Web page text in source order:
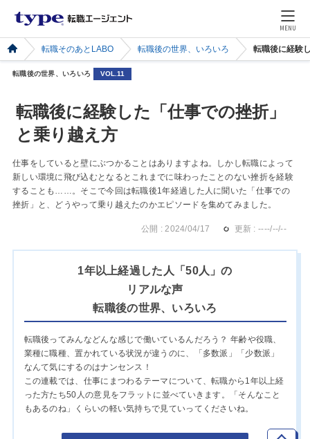
MENU
転職そのあとLABO 転職後の世界、いろいろ 転職後に経験
転職後の世界、いろいろ VOL.11
転職後に経験した「仕事での挫折」
と乗り越え方
仕事をしていると壁にぶつかることはありますよね。しかし転職によって
新しい環境に飛び込むとなるとこれまでに味わったことのない挫折を経験
することも……。そこで今回は転職後1年経過した人に聞いた「仕事での
挫折」と、どうやって乗り越えたのかエピソードを集めてみました。
公開 : 2024/04/17 更新 : ----/--/--
1年以上経過した人「50人」の
リアルな声
転職後の世界、いろいろ
転職後ってみんなどんな感じで働いているんだろう？ 年齢や役職、
業種に職種、置かれている状況が違うのに、「多数派」「少数派」
なんて気にするのはナンセンス！
この連載では、仕事にまつわるテーマについて、転職から1年以上経
った方たち50人の意見をフラットに並べていきます。「そんなこと
もあるのね」くらいの軽い気持ちで見ていってくださいね。